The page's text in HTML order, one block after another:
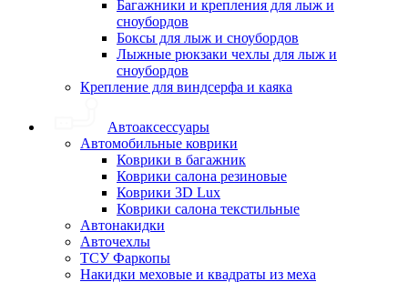
Багажники и крепления для лыж и
сноубордов
Боксы для лыж и сноубордов
Лыжные рюкзаки чехлы для лыж и
сноубордов
Крепление для виндсерфа и каяка
Автоаксессуары
Автомобильные коврики
Коврики в багажник
Коврики салона резиновые
Коврики 3D Lux
Коврики салона текстильные
Автонакидки
Авточехлы
ТСУ Фаркопы
Накидки меховые и квадраты из меха